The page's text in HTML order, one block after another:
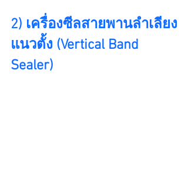
2) เครื่องซีลสายพานลำเลียง
แนวตั้ง (Vertical Band
Sealer)